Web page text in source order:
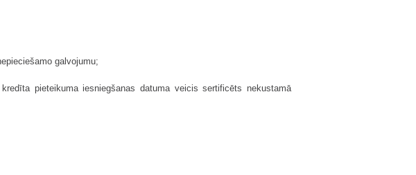
galvojumu;
pieteikuma iesniegšanas datuma veicis sertificēts nekustamā